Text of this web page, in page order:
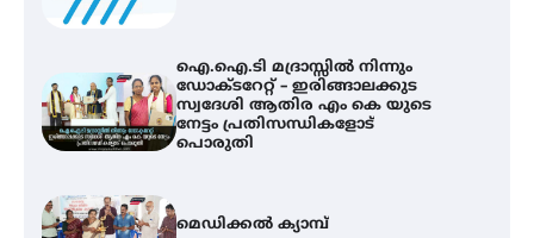
ഐ.ഐ.ടി മദ്രാസ്സിൽ നിന്നും
ഡോക്ടറേറ്റ് – ഇരിങ്ങാലക്കുട
സ്വദേശി ആതിര എം കെ യുടെ
നേട്ടം പ്രതിസന്ധികളോട്
പൊരുതി
മെഡിക്കൽ ക്യാമ്പ്